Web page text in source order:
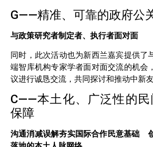
G——精准、可靠的政府公
与政策研究者制定者、执行者面对面
同时，此次活动也为新西兰嘉宾提供了
端智库机构专家学者面对面交流的机会
议进行诚恳交流，共同探讨和推动中新
C——本土化、广泛性的民
保障
沟通消减误解夯实国际合作民意基础